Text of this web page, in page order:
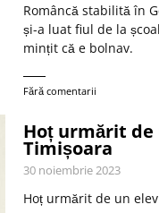
Româncă stabilită în
și-a luat fiul de la
mințit că e bolnav.
Fără comentarii
Hoț urmărit de
Timișoara
30 noiembrie 2023
Hoț urmărit de un